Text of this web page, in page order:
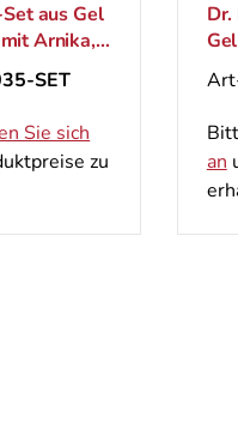
aus Gel
Arnika,
SET
Sie sich
zu
me
g
an